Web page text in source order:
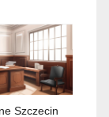
Szczecin